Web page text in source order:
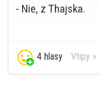
- Nie, z Thajska.
4 hlasy Vtipy »